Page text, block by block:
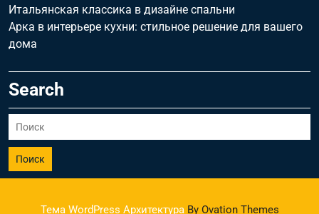
Итальянская классика в дизайне спальни
Арка в интерьере кухни: стильное решение для вашего
дома
Search
Поиск
Тема WordPress АрхитектураBy Ovation Themes